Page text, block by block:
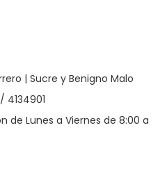
| Sucre y Benigno Malo
de Lunes a Viernes de 8:00 a